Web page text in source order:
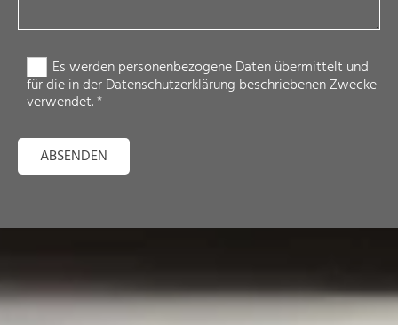
Es werden personenbezogene Daten übermittelt und
für die in der Datenschutzerklärung beschriebenen Zwecke
verwendet. *